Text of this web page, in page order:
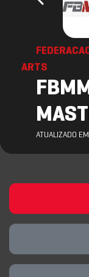
ARTS
ATUALIZADO